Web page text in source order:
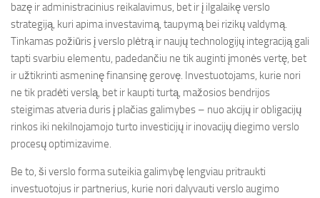
bazę ir administracinius reikalavimus, bet ir į ilgalaikę verslo
strategiją, kuri apima investavimą, taupymą bei rizikų valdymą.
Tinkamas požiūris į verslo plėtrą ir naujų technologijų integraciją gali
tapti svarbiu elementu, padedančiu ne tik auginti įmonės vertę, bet
ir užtikrinti asmeninę finansinę gerovę. Investuotojams, kurie nori
ne tik pradėti verslą, bet ir kaupti turtą, mažosios bendrijos
steigimas atveria duris į plačias galimybes – nuo akcijų ir obligacijų
rinkos iki nekilnojamojo turto investicijų ir inovacijų diegimo verslo
procesų optimizavime.
Be to, ši verslo forma suteikia galimybę lengviau pritraukti
investuotojus ir partnerius, kurie nori dalyvauti verslo augimo